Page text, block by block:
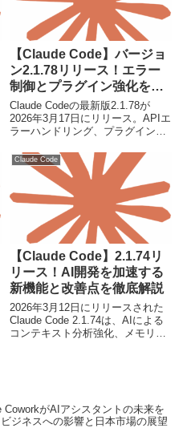
【Claude Code】バージョ
ン2.1.78リリース！エラー
制御とプラグイン強化を解
説
Claude Codeの最新版2.1.78が
2026年3月17日にリリース。APIエ
ラーハンドリング、プラグインの
リティが大幅に強化され、開発者
とユーザー双方に大きなメリット
をもたらします。
Claude Code
【Claude Code】2.1.74リ
リース！AI開発を加速する
新機能と改善点を徹底解説
2026年3月12日にリリースされた
Claude Code 2.1.74は、AIによる
コンテキスト分析強化、メモリリ
CoworkがAIアシスタントの未来を
ジネスへの影響と日本市場の展望